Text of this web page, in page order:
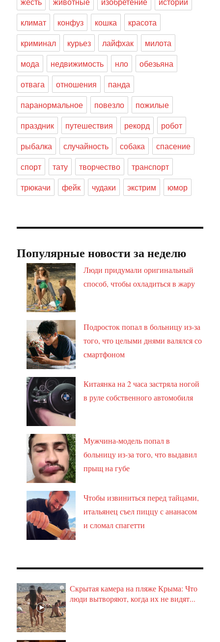
климат
конфуз кошка
красота
криминал
курьез лайфхак
милота
мода
недвижимость нло
обезьяна
отвага
отношения
панда
паранормальное
повезло
пожилые
праздник
путешествия рекорд
робот
рыбалка
случайность собака
спасение
спорт
тату творчество
транспорт
трюкачи
фейк чудаки экстрим юмор
Популярные новости за неделю
Люди придумали оригинальный
способ, чтобы охладиться в жару
Подросток попал в больницу из-за
того, что целыми днями валялся со
смартфоном
Китаянка на 2 часа застряла ногой
в руле собственного автомобиля
Мужчина-модель попал в
больницу из-за того, что выдавил
прыщ на губе
Чтобы извиниться перед тайцами,
итальянец съел пиццу с ананасом
и сломал спагетти
i
Скрытая камера на пляже Крыма: Что
люди вытворяют, когда их не видят...